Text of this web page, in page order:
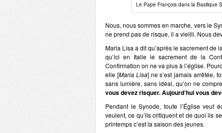
Le Pape François dans la Basilique
Nous, nous sommes en marche, vers le
ne prend pas de risque, il a vieilli. Nous
Maria Lisa a dit qu’après le sacrement de
qu’ici en Italie le sacrement de la
Confirmation on ne va plus à l’église.
elle [Maria Lisa] ne s’est jamais arrêtée,
sans lumière, sans idéal, qu’on ne
vous devez risquer. Aujourd’hui vous
Pendant le Synode, toute l’Église veut
veulent, ce qu’ils critiquent et de quoi ils
printemps c’est la saison des jeunes.